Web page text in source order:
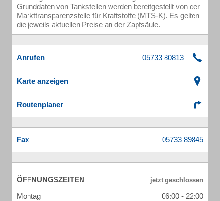
Grunddaten von Tankstellen werden bereitgestellt von der
Markttransparenzstelle für Kraftstoffe (MTS-K). Es gelten
die jeweils aktuellen Preise an der Zapfsäule.
Anrufen
Karte anzeigen
Routenplaner
Fax
ÖFFNUNGSZEITEN
Montag
06:00 - 22:00